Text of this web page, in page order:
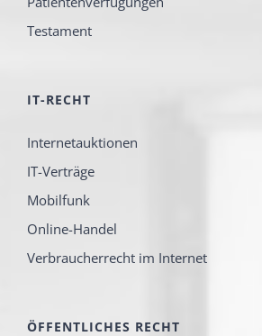
Testament
IT-RECHT
Internetauktionen
IT-Verträge
Mobilfunk
Online-Handel
Verbraucherrecht im Internet
ÖFFENTLICHES RECHT